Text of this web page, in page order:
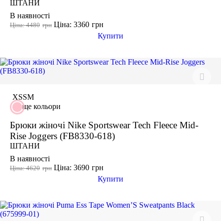
ШТАНИ
В наявності
грн
Ціна: 4480 грн
Ціна: 3360
Купити
-20%
XSSM
ще кольори
Брюки жіночі Nike Sportswear Tech Fleece Mid-
Rise Joggers (FB8330-618)
ШТАНИ
В наявності
грн
Ціна: 4620 грн
Ціна: 3690
Купити
-20%